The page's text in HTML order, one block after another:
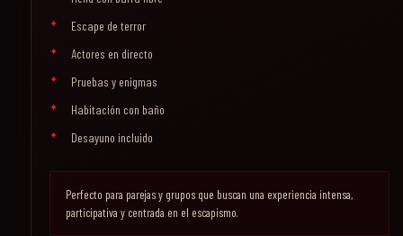
Escape de terror
Actores en directo
Pruebas y enigmas
Habitación con baño
Desayuno incluido
Perfecto para parejas y grupos que buscan una experiencia intensa,
participativa y centrada en el escapismo.